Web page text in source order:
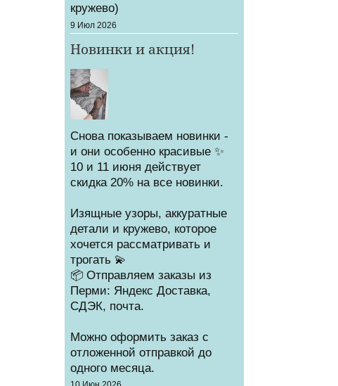
кружево)
Создано
9 Июл 2026
Новинки и акция!
Снова показываем новинки -
и они особенно красивые ✨
10 и 11 июня действует
скидка 20% на все новинки.
Изящные узоры, аккуратные
детали и кружево, которое
хочется рассматривать и
трогать 💫
📦 Отправляем заказы из
Перми: Яндекс Доставка,
СДЭК, почта.
Можно оформить заказ с
отложенной отправкой до
одного месяца.